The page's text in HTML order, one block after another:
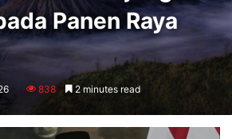
Panen Raya
838 2 minutes read